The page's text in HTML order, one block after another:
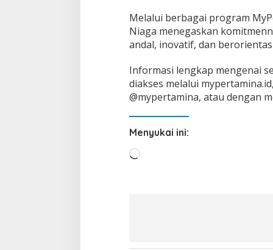
Melalui berbagai program
Niaga menegaskan
andal, inovatif, dan
Informasi lengkap mengenai
diakses melalui
@mypertamina, atau dengan
Menyukai ini:
M